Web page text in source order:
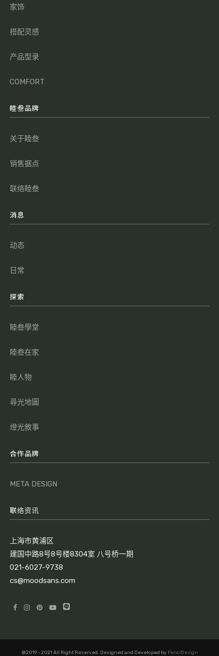
家饰
搭配灵感
产品型录
COMFORT
睦叁品牌
关于睦叁
销售据点
联络睦叁
消息
动态
日常
探索
睦叁學堂
睦叁在家
睦人物
尋光地圖
燈光敘事
合作品牌
META DESIGN
联络资讯
上海市黄浦区
建国中路8号8号楼8304室 八号桥一期
021-6027-9738
cs@moodsans.com
@2019 - 2021 All Right Reserved. Designed and Developed by PenciDesign